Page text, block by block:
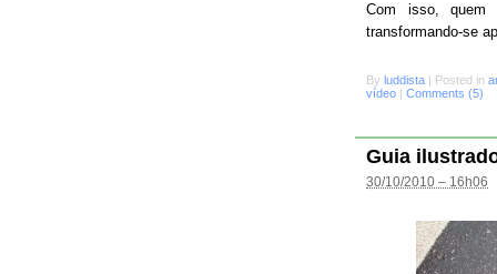
Com isso, quem
transformando-se
By luddista | Posted in
vídeo | Comments (5)
Guia
30/10/2010 – 16h06